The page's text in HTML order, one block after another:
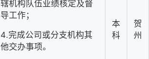
辖机构队伍业绩核定及督
导工作；
4.完成公司或分支机构其
他交办事项。
本
科
贺
州